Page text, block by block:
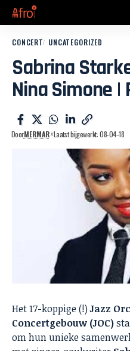
CONCERT UNCATEGORIZED
Sabrina
Nina Simone |
DoorMERMAR Laatst bijgewerkt: 08-04-18
Het 17-koppige (!)Jazz
Concertgebouw (JOC)
om hun unieke